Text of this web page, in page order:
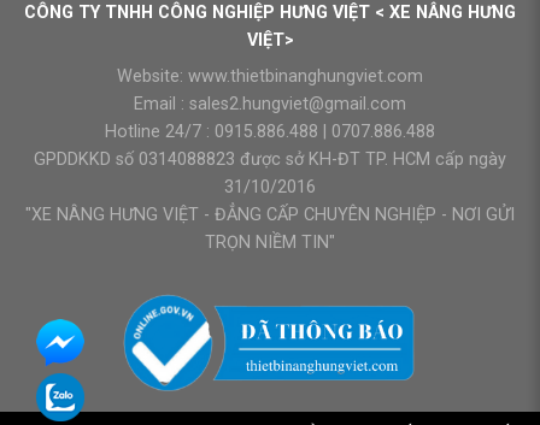
CÔNG TY TNHH CÔNG NGHIỆP HƯNG VIỆT < XE NÂNG HƯNG
VIỆT>
Website: www.thietbinanghungviet.com
Email : sales2.hungviet@gmail.com
Hotline 24/7 : 0915.886.488
0707.886.488
GPDDKKD số 0314088823 được sở KH-ĐT TP. HCM cấp ngày
31/10/2016
"XE NÂNG HƯNG VIỆT - ĐẲNG CẤP CHUYÊN NGHIỆP - NƠI GỬI
TRỌN NIỀM TIN"